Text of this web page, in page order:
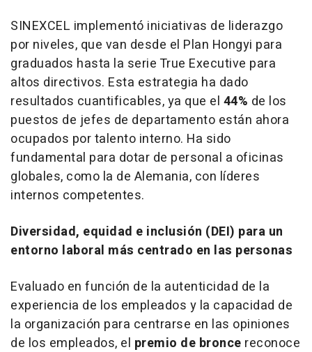
SINEXCEL implementó iniciativas de liderazgo
por niveles, que van desde el Plan Hongyi para
graduados hasta la serie True Executive para
altos directivos. Esta estrategia ha dado
resultados cuantificables, ya que el 44% de los
puestos de jefes de departamento están ahora
ocupados por talento interno. Ha sido
fundamental para dotar de personal a oficinas
globales, como la de Alemania, con líderes
internos competentes.
Diversidad, equidad e inclusión (DEI) para un
entorno laboral más centrado en las personas
Evaluado en función de la autenticidad de la
experiencia de los empleados y la capacidad de
la organización para centrarse en las opiniones
de los empleados, el premio de bronce reconoce